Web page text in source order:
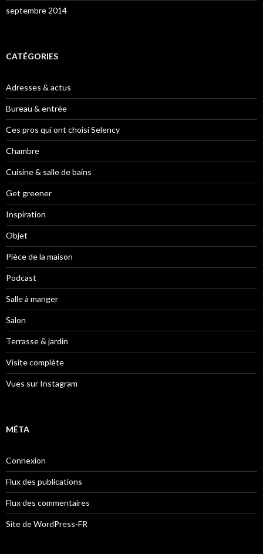
septembre 2014
CATÉGORIES
Adresses & actus
Bureau & entrée
Ces pros qui ont choisi Selency
Chambre
Cuisine & salle de bains
Get greener
Inspiration
Objet
Pièce de la maison
Podcast
Salle à manger
Salon
Terrasse & jardin
Visite complète
Vues sur Instagram
MÉTA
Connexion
Flux des publications
Flux des commentaires
Site de WordPress-FR